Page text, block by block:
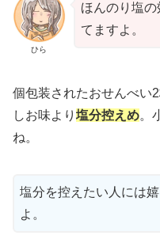
ひら
ほんのり塩
てますよ。
個包装されたおせんべい
しお味より 塩分控えめ。
ね。
塩分を控えたい人には
よ。